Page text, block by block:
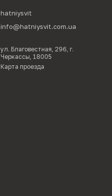
hatniysvit
info@hatniysvit.com.ua
ул. Благовестная, 296, г.
Черкассы, 18005
Карта проезда